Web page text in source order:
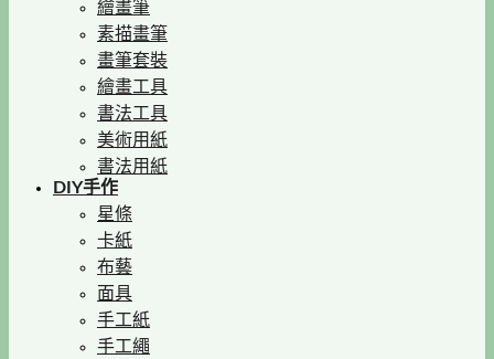
繪畫筆
素描畫筆
畫筆套裝
繪畫工具
書法工具
美術用紙
書法用紙
DIY手作
星條
卡紙
布藝
面具
手工紙
手工繩